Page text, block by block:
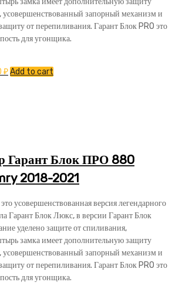
запорный механизм и
от перепиливания. Гарант Блок PRO это
для угонщика.
₽Add to cart
Гарант Блок ПРО 880
2018-2021
усовершенствованная версия легендарного
Гарант Блок Люкс, в версии Гарант Блок
уделено защите от спиливания,
замка имеет дополнительную защиту
запорный механизм и
от перепиливания. Гарант Блок PRO это
для угонщика.